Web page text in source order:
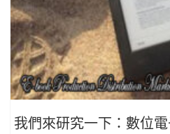
我們來研究一下：數位